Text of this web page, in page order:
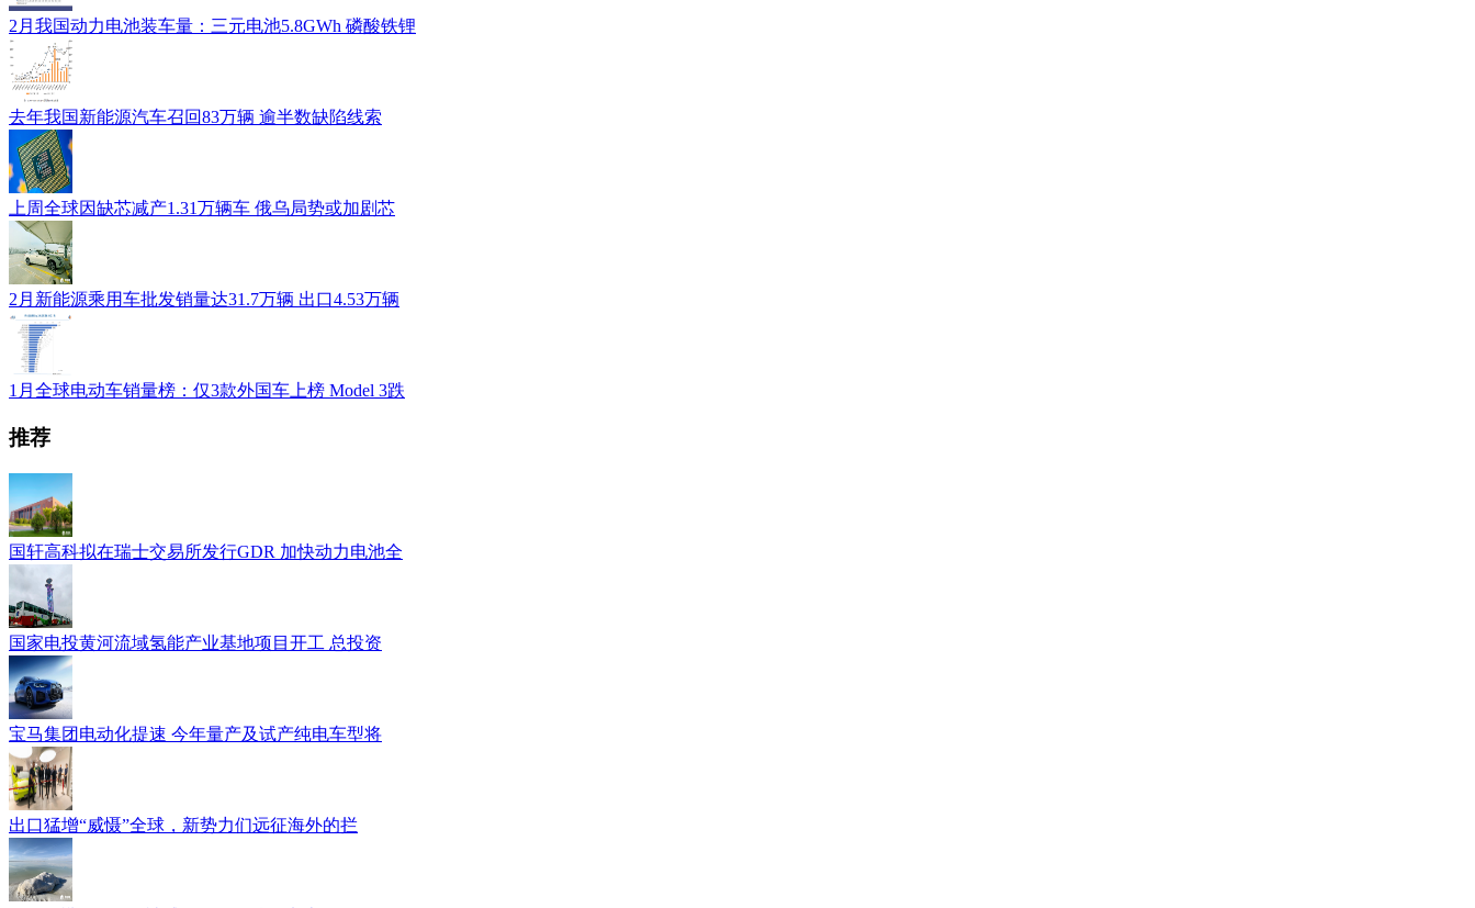
2月我国动力电池装车量：三元电池5.8GWh 磷酸铁锂
去年我国新能源汽车召回83万辆 逾半数缺陷线索
上周全球因缺芯减产1.31万辆车 俄乌局势或加剧芯
2月新能源乘用车批发销量达31.7万辆 出口4.53万辆
1月全球电动车销量榜：仅3款外国车上榜 Model 3跌
推荐
国轩高科拟在瑞士交易所发行GDR 加快动力电池全
国家电投黄河流域氢能产业基地项目开工 总投资
宝马集团电动化提速 今年量产及试产纯电车型将
出口猛增“威慑”全球，新势力们远征海外的拦